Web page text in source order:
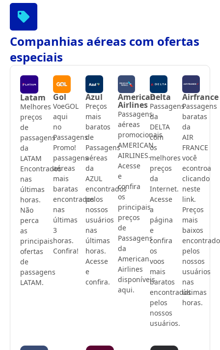
Companhias aéreas com ofertas
especiais
Latam
Melhores
preços
de
passagens
da
LATAM
Encontrados
nas
últimas
horas.
Não
perca
as
principais
ofertas
de
passagens
LATAM.
Gol
VoeGOL
aqui
no
Passagens
Promo!
passagens
aéreas
mais
baratas
encontrados
nas
últimas
3
horas.
Confira!
Azul
Preços
mais
baratos
de
Passagens
aéreas
da
AZUL
encontrados
pelos
nossos
usuários
nas
últimas
horas.
Acesse
e
confira.
American
Airlines
Passagens
aéreas
promocionais
AMERICAN
AIRLINES.
Acesse
e
confira
os
principais
preços
de
Passagens
da
American
Airlines
disponíveis
aqui.
Delta
Passagens
da
DELTA
com
os
melhores
preços
da
Internet.
Acesse
a
página
e
confira
os
voos
mais
baratos
encontrados
pelos
nossos
usuários.
Airfrance
Passagens
baratas
da
AIR
FRANCE
você
econtroa
clicando
neste
link.
Preços
mais
baixos
pelos
nossos
usuários
nas
últimas
horas.